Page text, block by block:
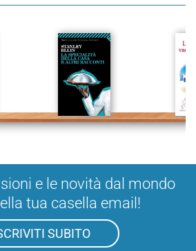
e le novità dal mondo
tua casella email!
SUBITO